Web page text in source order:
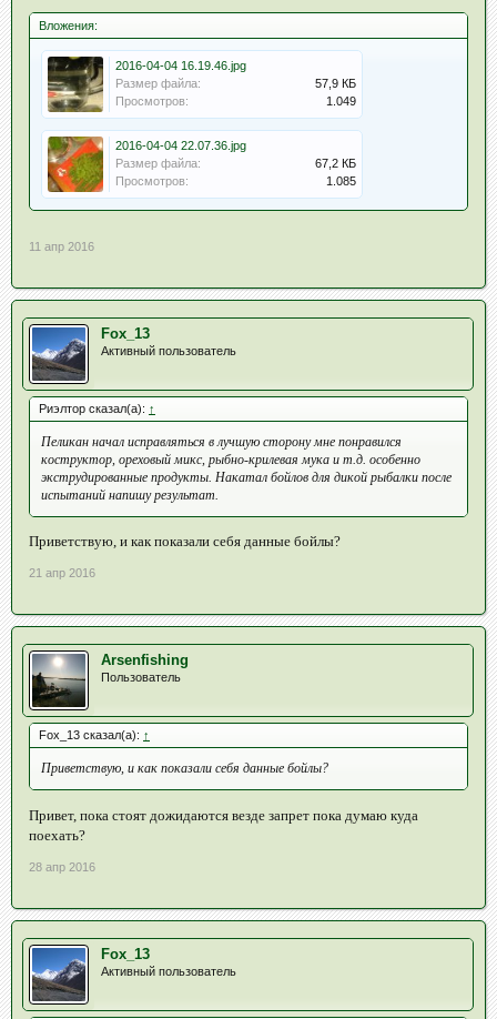
Вложения:
2016-04-04 16.19.46.jpg
Размер файла:
57,9 КБ
Просмотров:
1.049
2016-04-04 22.07.36.jpg
Размер файла:
67,2 КБ
Просмотров:
1.085
11 апр 2016
Fox_13
Активный пользователь
Риэлтор сказал(а): ↑
Пеликан начал исправляться в лучшую сторону мне понравился
коструктор, ореховый микс, рыбно-крилевая мука и т.д. особенно
экструдированные продукты. Накатал бойлов для дикой рыбалки после
испытаний напишу результат.
Приветствую, и как показали себя данные бойлы?
21 апр 2016
Arsenfishing
Пользователь
Fox_13 сказал(а): ↑
Приветствую, и как показали себя данные бойлы?
Привет, пока стоят дожидаются везде запрет пока думаю куда
поехать?
28 апр 2016
Fox_13
Активный пользователь